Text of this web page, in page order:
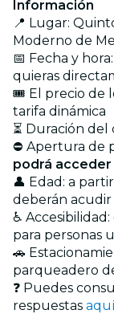
Información
📍 Lugar:
Moderno de
📅 Fecha y
quieras
🎟️ El precio de
tarifa dinámica
⏳ Duración
⛔ Apertura de
podrá acceder
👤 Edad: a
deberán
♿
para personas
🚗
parqueadero
❓ Puedes
respuestas